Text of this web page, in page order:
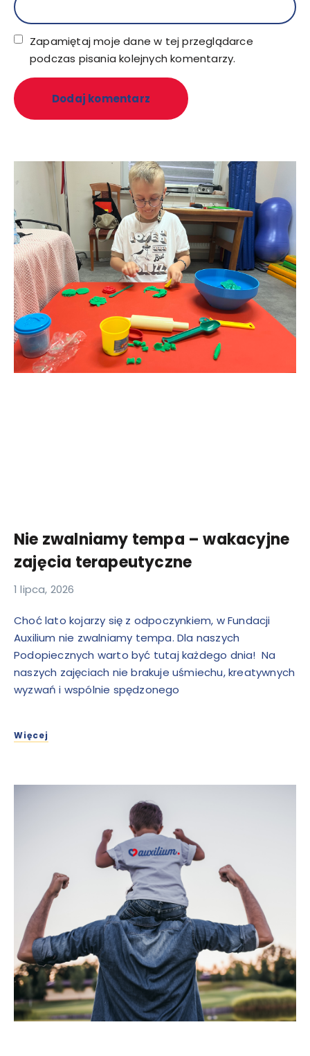
Zapamiętaj moje dane w tej przeglądarce
podczas pisania kolejnych komentarzy.
Nie zwalniamy tempa – wakacyjne
zajęcia terapeutyczne
1 lipca, 2026
Choć lato kojarzy się z odpoczynkiem, w Fundacji
Auxilium nie zwalniamy tempa. Dla naszych
Podopiecznych warto być tutaj każdego dnia! Na
naszych zajęciach nie brakuje uśmiechu, kreatywnych
wyzwań i wspólnie spędzonego
Więcej